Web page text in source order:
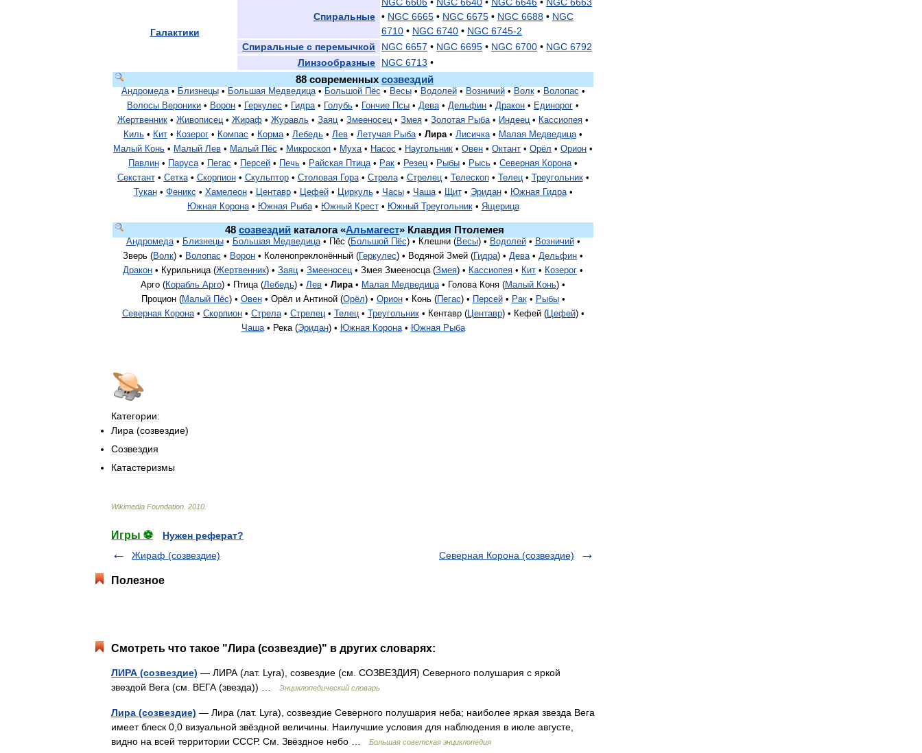
Галактики
Спиральные
NGC 6606 • NGC 6640 • NGC 6646 • NGC 6663
• NGC 6665 • NGC 6675 • NGC 6688 • NGC
6710 • NGC 6740 • NGC 6745-2
Спиральные с перемычкой NGC 6657 • NGC 6695 • NGC 6700 • NGC 6792
Линзообразные
NGC 6713 •
88 современных созвездий
Андромеда• Близнецы• Большая Медведица• Большой Пёс • Весы• Водолей• Возничий• Волк• Волопас •
Волосы Вероники • Ворон • Геркулес • Гидра • Голубь • Гончие Псы • Дева • Дельфин • Дракон • Единорог •
Жертвенник • Живописец • Жираф • Журавль • Заяц • Змееносец • Змея • Золотая Рыба • Индеец • Кассиопея •
Киль • Кит • Козерог • Компас • Корма • Лебедь • Лев • Летучая Рыба • Лира • Лисичка • Малая Медведица •
Малый Конь • Малый Лев • Малый Пёс • Микроскоп • Муха • Насос • Наугольник • Овен • Октант • Орёл • Орион •
Павлин • Паруса • Пегас • Персей • Печь • Райская Птица • Рак • Резец • Рыбы • Рысь • Северная Корона •
Секстант• Сетка• Скорпион• Скульптор• Столовая Гора• Стрела• Стрелец• Телескоп• Телец• Треугольник•
Тукан• Феникс • Хамелеон• Центавр• Цефей• Циркуль• Часы• Чаша• Щит• Эридан• Южная Гидра•
Южная Корона• Южная Рыба• Южный Крест• Южный Треугольник• Ящерица
48 созвездий каталога«Альмагест» Клавдия Птолемея
Андромеда• Близнецы• Большая Медведица• Пёс (Большой Пёс) • Клешни(Весы) • Водолей• Возничий•
Зверь (Волк) • Волопас • Ворон • Коленопреклонённый (Геркулес) • Водяной Змей (Гидра) • Дева • Дельфин •
Дракон • Курильница (Жертвенник) • Заяц • Змееносец • Змея Змееносца (Змея) • Кассиопея • Кит • Козерог •
Арго (Корабль Арго) • Птица (Лебедь) • Лев • Лира • Малая Медведица • Голова Коня (Малый Конь) •
Процион(Малый Пёс) • Овен• Орёл и Антиной(Орёл) • Орион• Конь(Пегас) • Персей• Рак• Рыбы•
Северная Корона• Скорпион• Стрела• Стрелец• Телец• Треугольник• Кентавр(Центавр) • Кефей(Цефей) •
Чаша• Река(Эридан) • Южная Корона• Южная Рыба
Категории:
Лира (созвездие)
Созвездия
Катастеризмы
Wikimedia Foundation 2010
Игры ⚽
Нужен реферат?
Жираф (созвездие)
Северная Корона (созвездие)
Полезное
Смотреть что такое "Лира (созвездие)" в других словарях:
ЛИРА (созвездие) — ЛИРА (лат. Lyra), созвездие (см. СОЗВЕЗДИЯ) Северного полушария с яркой
звездой Вега (см. ВЕГА (звезда)) …
Энциклопедический словарь
Лира (созвездие) — Лира (лат. Lyra), созвездие Северного полушария неба; наиболее яркая звезда Вега
имеет блеск 0,0 визуальной звёздной величины. Наилучшие условия для наблюдения в июле августе,
видно на всей территории СССР. См. Звёздное небо …
Большая советская энциклопедия